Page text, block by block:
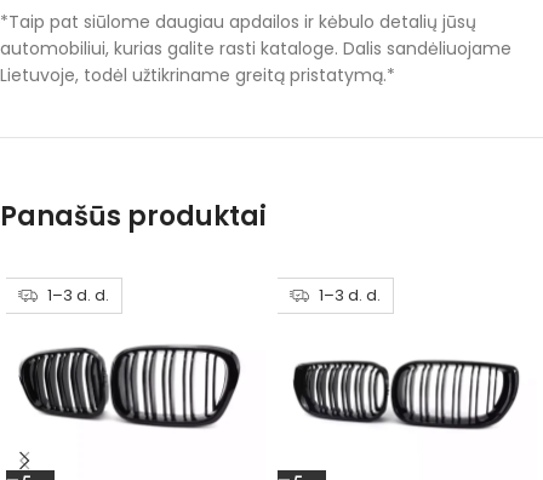
*Taip pat siūlome daugiau apdailos ir kėbulo detalių jūsų
automobiliui, kurias galite rasti kataloge. Dalis sandėliuojame
Lietuvoje, todėl užtikriname greitą pristatymą.*
Panašūs produktai
1–3 d. d. 1–3 d. d.